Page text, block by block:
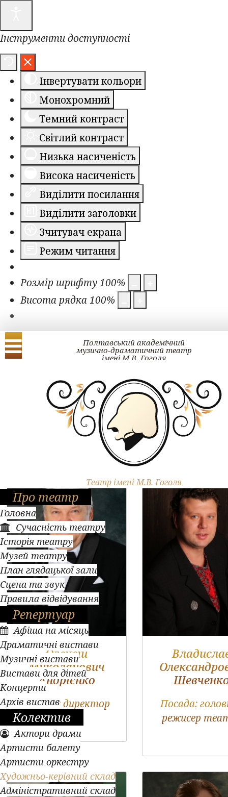
Інструменти доступності
Інвертувати кольори
Монохромний
Темний контраст
Світлий контраст
Низька насиченість
Висока насиченість
Виділити посилання
Виділити заголовки
Зчитувач екрана
Режим читання
Розмір шрифту100%
Висота рядка100%
Театр імені М.В. Гоголя
Про театр
Головна
Сучасність театру
Історія театру
Музей театру
План глядацької зали
Сцена та звук
Правила відвідування
Репертуар
Афіша на місяць
Драматичні вистави
Музичні вистави
Вистави для дітей
Концерти
Архів вистав
Колектив
Актори драми
Артисти балету
Артисти оркестру
Художньо-керівний склад
Адміністративний склад
Полтавський академічний
музично-драматичний театр
імені М.В. Гоголя
Художньо-керівний
Олексій
Миколайович
Андрієнко
Посада:директор Посада:
режисер